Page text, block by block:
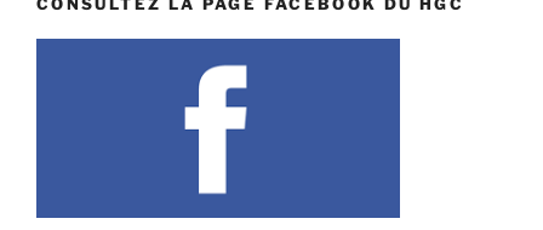
CONSULTEZ LA PAGE FACEBOOK DU HGC